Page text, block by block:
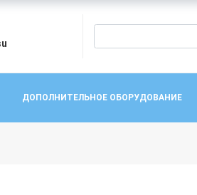
ДОПОЛНИТЕЛЬНОЕ ОБОРУДОВАНИЕ